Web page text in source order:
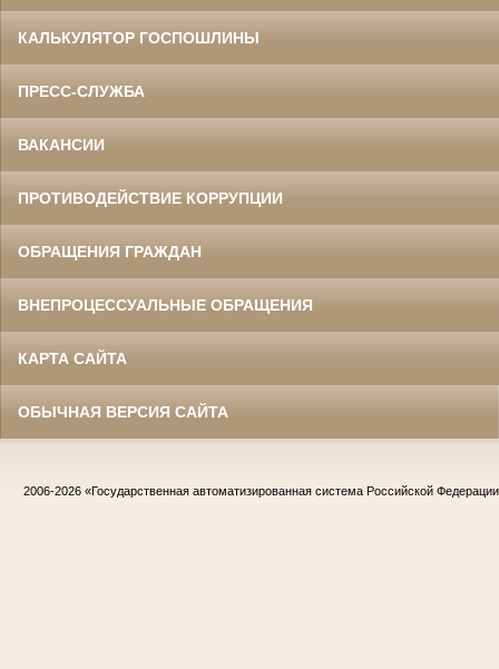
КАЛЬКУЛЯТОР ГОСПОШЛИНЫ
ПРЕСС-СЛУЖБА
ВАКАНСИИ
ПРОТИВОДЕЙСТВИЕ КОРРУПЦИИ
ОБРАЩЕНИЯ ГРАЖДАН
ВНЕПРОЦЕССУАЛЬНЫЕ ОБРАЩЕНИЯ
КАРТА САЙТА
ОБЫЧНАЯ ВЕРСИЯ САЙТА
2006-2026 «Государственная автоматизированная система Российской